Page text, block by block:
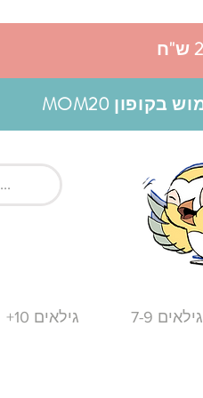
גילאים 7-9 גילאים 10+